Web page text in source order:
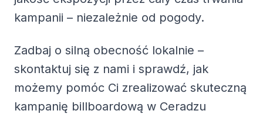
kampanii – niezależnie od pogody.
Zadbaj o silną obecność lokalnie –
skontaktuj się z nami i sprawdź, jak
możemy pomóc Ci zrealizować skuteczną
kampanię billboardową w Ceradzu